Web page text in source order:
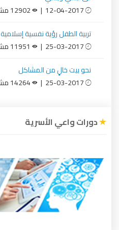
تربية الطفل رؤية نفسية إسلامية
نحو بيت خالٍ من المشاكل
دورات واعي الأسرية